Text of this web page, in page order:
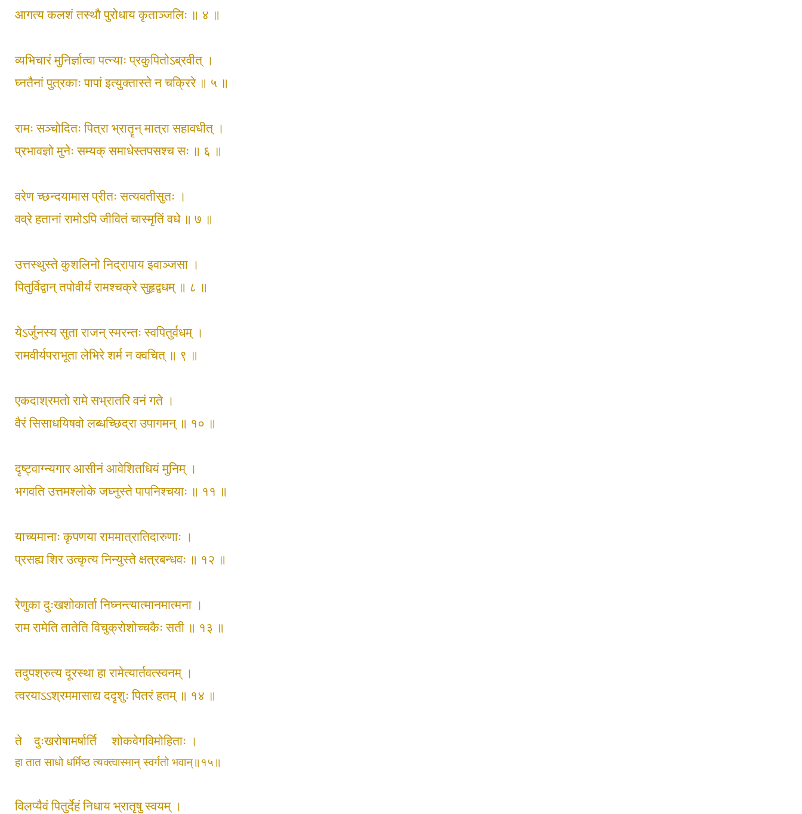
आगत्य कलशं तस्थौ पुरोधाय कृताञ्जलिः ॥ ४ ॥
व्यभिचारं मुनिर्ज्ञात्वा पत्‍न्याः प्रकुपितोऽब्रवीत् ।
घ्नतैनां पुत्रकाः पापां इत्युक्तास्ते न चक्रिरे ॥ ५ ॥
रामः सञ्चोदितः पित्रा भ्रातॄन् मात्रा सहावधीत् ।
प्रभावज्ञो मुनेः सम्यक् समाधेस्तपसश्च सः ॥ ६ ॥
वरेण च्छन्दयामास प्रीतः सत्यवतीसुतः ।
वव्रे हतानां रामोऽपि जीवितं चास्मृतिं वधे ॥ ७ ॥
उत्तस्थुस्ते कुशलिनो निद्रापाय इवाञ्जसा ।
पितुर्विद्वान् तपोवीर्यं रामश्चक्रे सुहृद्वधम् ॥ ८ ॥
येऽर्जुनस्य सुता राजन् स्मरन्तः स्वपितुर्वधम् ।
रामवीर्यपराभूता लेभिरे शर्म न क्वचित् ॥ ९ ॥
एकदाश्रमतो रामे सभ्रातरि वनं गते ।
वैरं सिसाधयिषवो लब्धच्छिद्रा उपागमन् ॥ १० ॥
दृष्ट्वाग्न्यगार आसीनं आवेशितधियं मुनिम् ।
भगवति उत्तमश्लोके जघ्नुस्ते पापनिश्चयाः ॥ ११ ॥
याच्यमानाः कृपणया राममात्रातिदारुणाः ।
प्रसह्य शिर उत्कृत्य निन्युस्ते क्षत्रबन्धवः ॥ १२ ॥
रेणुका दुःखशोकार्ता निघ्नन्त्यात्मानमात्मना ।
राम रामेति तातेति विचुक्रोशोच्चकैः सती ॥ १३ ॥
तदुपश्रुत्य दूरस्था हा रामेत्यार्तवत्स्वनम् ।
त्वरयाऽऽश्रममासाद्य ददृशुः पितरं हतम् ॥ १४ ॥
ते दुःखरोषामर्षार्ति शोकवेगविमोहिताः ।
हा तात साधो धर्मिष्ठ त्यक्त्वास्मान् स्वर्गतो भवान्॥१५॥
विलप्यैवं पितुर्देहं निधाय भ्रातृषु स्वयम् ।